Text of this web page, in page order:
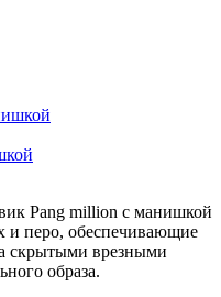
Pang million с манишкой
перо, обеспечивающие
скрытыми врезными
образа.